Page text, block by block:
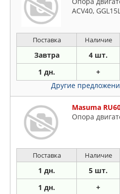
ACV40,
Поставка Наличие
Завтра 4 шт.
1 дн. +
Другие
Masuma
Опора
Поставка Наличие
1 дн. 5 шт.
1 дн. +